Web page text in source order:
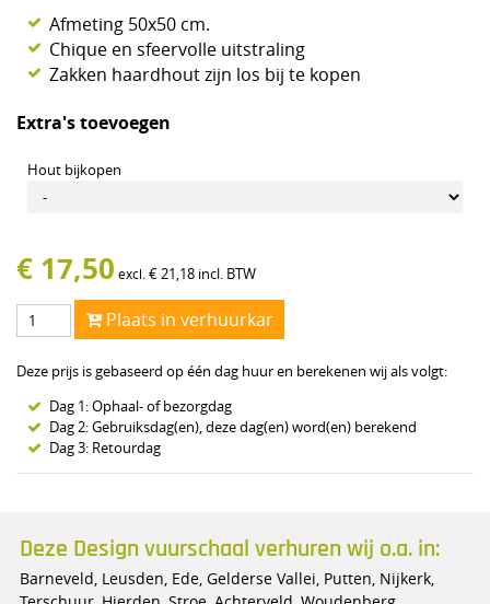
Afmeting 50x50 cm.
Chique en sfeervolle uitstraling
Zakken haardhout zijn los bij te kopen
Extra's toevoegen
Hout bijkopen
€ 17,50 excl.€21,18 incl. BTW
Plaats in verhuurkar
Deze prijs is gebaseerd op één dag huur en berekenen wij als volgt:
Dag 1: Ophaal- of bezorgdag
Dag 2: Gebruiksdag(en), deze dag(en) word(en) berekend
Dag 3: Retourdag
Deze Design vuurschaal verhuren wij o.a. in:
Barneveld, Leusden, Ede, Gelderse Vallei, Putten, Nijkerk,